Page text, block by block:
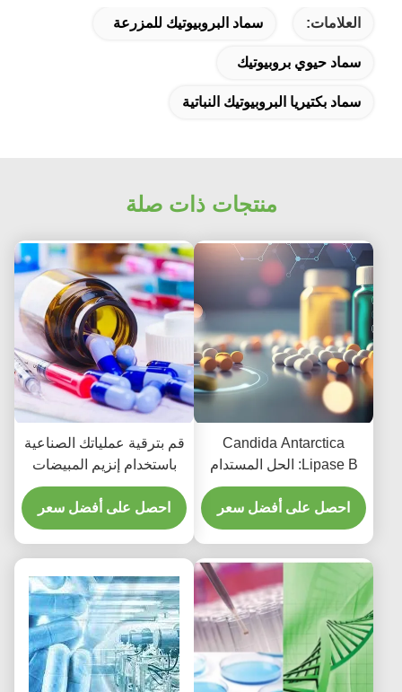
العلامات: سماد البروبيوتيك للمزرعة
سماد حيوي بروبيوتيك
سماد بكتيريا البروبيوتيك النباتية
منتجات ذات صلة
Candida Antarctica
Lipase B: الحل المستدام
للكيمياء الخضراء في
الصناعة
احصل على أفضل سعر
قم بترقية عملياتك الصناعية
باستخدام إنزيم المبيضات
المتكيف مع البرودة في
أنتاركتيكا ليباز بي
احصل على أفضل سعر